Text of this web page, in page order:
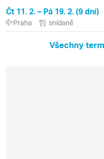
Čt 11. 2. – Pá 19. 2. (9 dní)
Praha snídaně
Všechny